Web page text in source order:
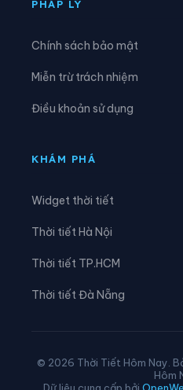
Xã Mèo Vạc
PHÁP LÝ
Chính sách bảo mật
Miễn trừ trách nhiệm
Điều khoản sử dụng
KHÁM PHÁ
Widget thời tiết
Thời tiết Hà Nội
Thời tiết TP.HCM
Thời tiết Đà Nẵng
© 2026 Thời Tiết Hôm Nay.
Hôm